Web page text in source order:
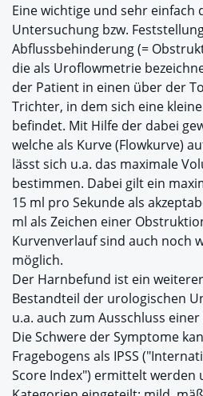
Eine wichtige und sehr
Untersuchung bzw.
Abflussbehinderung (=
die als Uroflowmetrie
der Patient in einen über der
Trichter, in dem sich eine
befindet. Mit Hilfe der dabei
welche als Kurve (Flowkurve)
lässt sich u.a. das maximale
bestimmen. Dabei gilt ein
15 ml pro Sekunde als
ml als Zeichen einer
Kurvenverlauf sind auch noch
möglich.
Der Harnbefund ist ein
Bestandteil der urologischen
u.a. auch zum Ausschluss
Die Schwere der Symptome
Fragebogens als IPSS
Score Index") ermittelt werden